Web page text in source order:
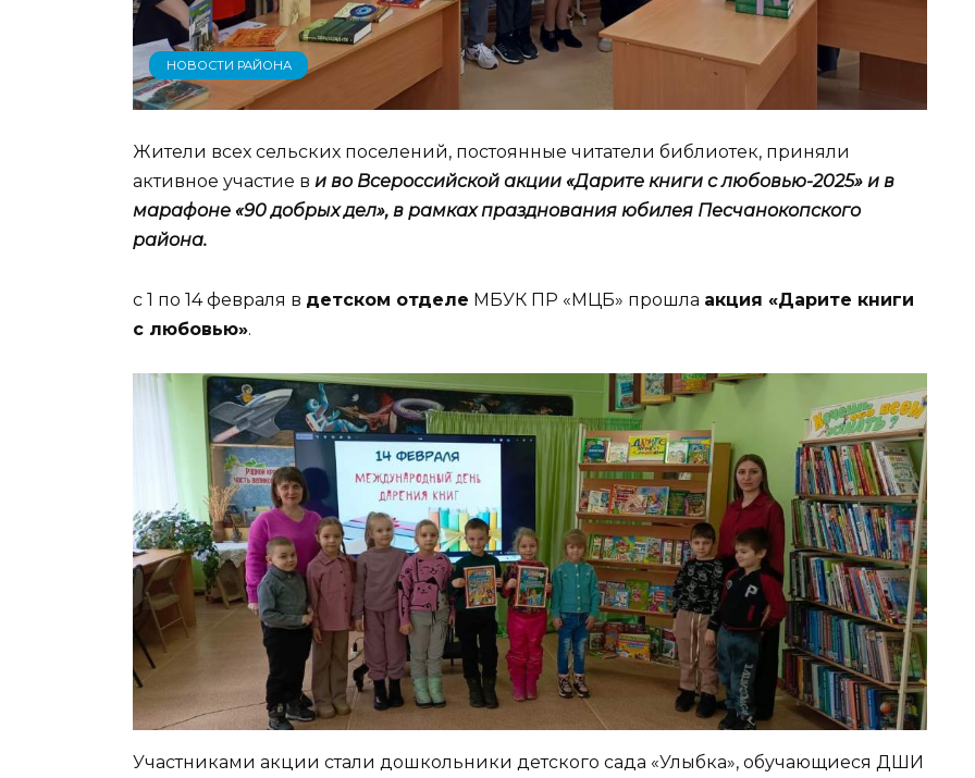
НОВОСТИ РАЙОНА
Жители всех сельских поселений, постоянные читатели библиотек, приняли
активное участие в и во Всероссийской акции «Дарите книги с любовью-2025» и в
марафоне «90 добрых дел», в рамках празднования юбилея Песчанокопского
района.
с 1 по 14 февраля в детском отделе МБУК ПР «МЦБ» прошла акция «Дарите книги
с любовью».
Участниками акции стали дошкольники детского сада «Улыбка», обучающиеся ДШИ